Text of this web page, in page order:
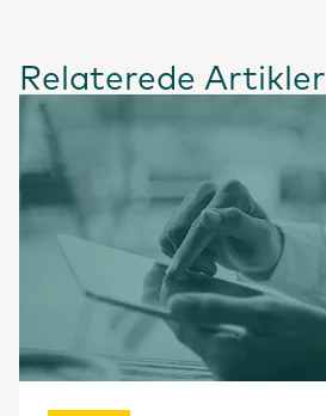
Relaterede Artikler